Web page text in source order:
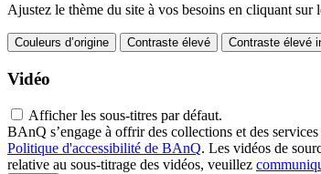
Ajustez le thème du site à vos besoins en cliquant sur
Couleurs d’origine Contraste élevé Contraste élevé
Vidéo
Afficher les sous-titres par défaut.
BAnQ s’engage à offrir des collections et des
Politique d'accessibilité de BAnQ. Les vidéos de
relative au sous-titrage des vidéos, veuillez